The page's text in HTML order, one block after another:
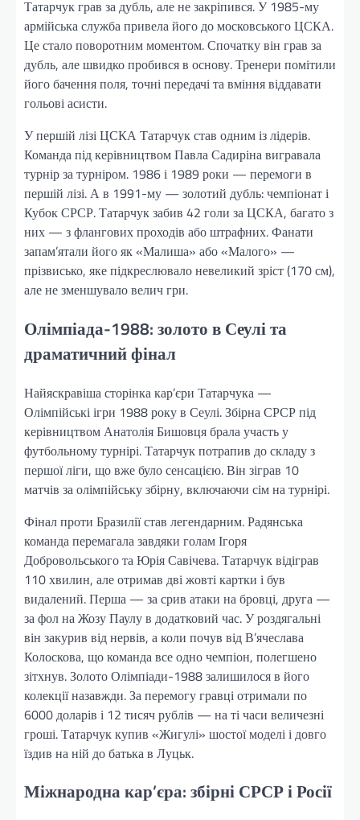
Татарчук грав за дубль, але не закріпився. У 1985-му
армійська служба привела його до московського ЦСКА.
Це стало поворотним моментом. Спочатку він грав за
дубль, але швидко пробився в основу. Тренери помітили
його бачення поля, точні передачі та вміння віддавати
гольові асисти.
У першій лізі ЦСКА Татарчук став одним із лідерів.
Команда під керівництвом Павла Садиріна вигравала
турнір за турніром. 1986 і 1989 роки — перемоги в
першій лізі. А в 1991-му — золотий дубль: чемпіонат і
Кубок СРСР. Татарчук забив 42 голи за ЦСКА, багато з
них — з флангових проходів або штрафних. Фанати
запам’ятали його як «Малиша» або «Малого» —
прізвисько, яке підкреслювало невеликий зріст (170 см),
але не зменшувало велич гри.
Олімпіада-1988: золото в Сеулі та
драматичний фінал
Найяскравіша сторінка кар’єри Татарчука —
Олімпійські ігри 1988 року в Сеулі. Збірна СРСР під
керівництвом Анатолія Бишовця брала участь у
футбольному турнірі. Татарчук потрапив до складу з
першої ліги, що вже було сенсацією. Він зіграв 10
матчів за олімпійську збірну, включаючи сім на турнірі.
Фінал проти Бразилії став легендарним. Радянська
команда перемагала завдяки голам Ігоря
Добровольського та Юрія Савічева. Татарчук відіграв
110 хвилин, але отримав дві жовті картки і був
видалений. Перша — за срив атаки на бровці, друга —
за фол на Жозу Паулу в додатковий час. У роздягальні
він закурив від нервів, а коли почув від В’ячеслава
Колоскова, що команда все одно чемпіон, полегшено
зітхнув. Золото Олімпіади-1988 залишилося в його
колекції назавжди. За перемогу гравці отримали по
6000 доларів і 12 тисяч рублів — на ті часи величезні
гроші. Татарчук купив «Жигулі» шостої моделі і довго
їздив на ній до батька в Луцьк.
Міжнародна кар’єра: збірні СРСР і Росії